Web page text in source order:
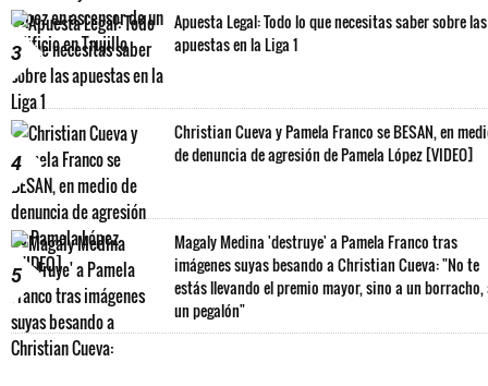
3
Apuesta Legal: Todo lo que necesitas saber sobre las
apuestas en la Liga 1
4
Christian Cueva y Pamela Franco se BESAN, en
de denuncia de agresión de Pamela López [VIDEO]
5
Magaly Medina 'destruye' a Pamela Franco tras
imágenes suyas besando a Christian Cueva: "No te
estás llevando el premio mayor, sino a un borracho,
un pegalón"